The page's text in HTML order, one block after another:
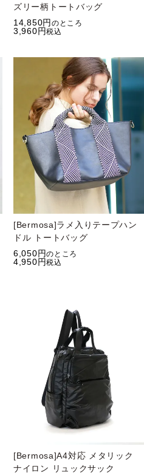
ズリー柄トートバッグ
14,850
のところ
3,960 税込
[Bermosa]ラメ入りテープハン
ドル トートバッグ
6,050
のところ
4,950 税込
[Bermosa]A4対応 メタリック
ナイロン リュックサック